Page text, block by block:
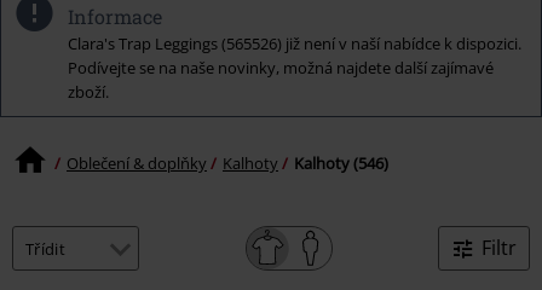
Merch
pro
Informace
Clara's Trap Leggings (565526) již není v naší nabídce k dispozici.
Podívejte se na naše novinky, možná najdete další zajímavé
zboží.
Oblečení & doplňky Kalhoty Kalhoty (546)
Filtr